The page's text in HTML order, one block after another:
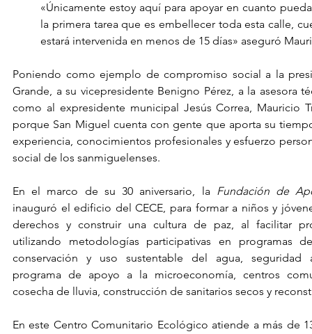
«Únicamente estoy aquí para apoyar en cuanto
la primera tarea que es embellecer toda esta calle,
estará intervenida en menos de 15 días» aseguró
Poniendo como ejemplo de compromiso social a la
Grande, a su vicepresidente Benigno Pérez, a la asesora
como al expresidente municipal Jesús Correa, Mauricio
porque San Miguel cuenta con gente que aporta su
experiencia, conocimientos profesionales y esfuerzo
social de los sanmiguelenses.
En el marco de su 30 aniversario, la Fundación de
inauguró el edificio del CECE, para formar a niños y
derechos y construir una cultura de paz, al facilitar
utilizando metodologías participativas en programas
conservación y uso sustentable del agua, seguridad
programa de apoyo a la microeconomía, centros
cosecha de lluvia, construcción de sanitarios secos y
En este Centro Comunitario Ecológico atiende a más de